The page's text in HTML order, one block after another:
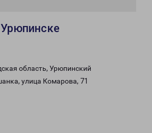
область, Урюпинский
улица Комарова, 71